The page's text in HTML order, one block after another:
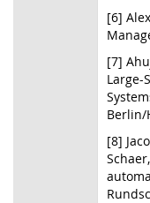
[6]
[7]
Large-
Berlin/
[8]